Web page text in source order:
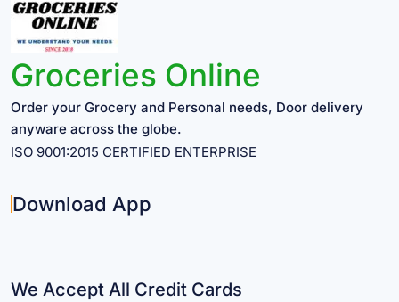
Groceries Online
Order your Grocery and Personal needs, Door delivery
anyware across the globe.
ISO 9001:2015 CERTIFIED ENTERPRISE
Download App
We Accept All Credit Cards